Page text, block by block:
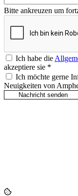
Bitte ankreuzen um
Ich habe die
akzeptiere sie *
Ich möchte gerne
Neuigkeiten von